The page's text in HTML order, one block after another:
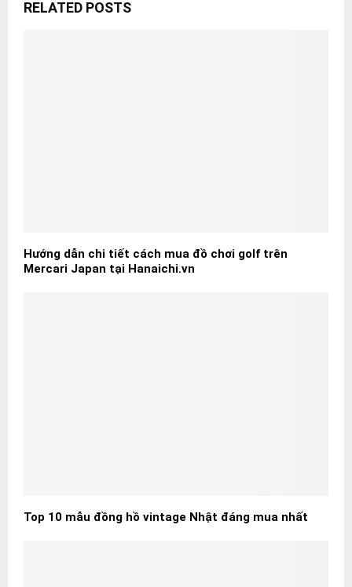
RELATED POSTS
Hướng dẫn chi tiết cách mua đồ chơi golf trên
Mercari Japan tại Hanaichi.vn
Top 10 mẫu đồng hồ vintage Nhật đáng mua nhất